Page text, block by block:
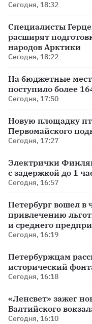
Сегодня, 18:32
Специалисты
расширят
народов Арктики
Сегодня, 18:22
На бюджетные
поступило более
Сегодня, 17:50
Новую площадку
Первомайского
Сегодня, 17:27
Электрички
с задержкой до 1
Сегодня, 16:57
Петербург вошел в
привлечению
и среднего
Сегодня, 16:19
Петербуржцам
исторический
Сегодня, 16:18
«Ленсвет» зажег
Балтийского
Сегодня, 16:10